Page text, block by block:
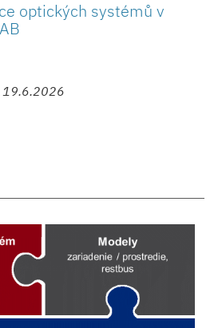
optických systémů v
19.6.2026